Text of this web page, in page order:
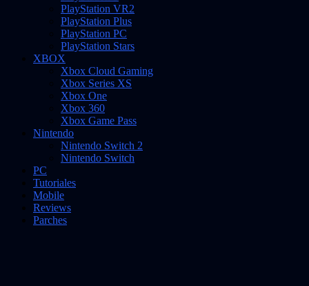
PlayStation VR2
PlayStation Plus
PlayStation PC
PlayStation Stars
XBOX
Xbox Cloud Gaming
Xbox Series XS
Xbox One
Xbox 360
Xbox Game Pass
Nintendo
Nintendo Switch 2
Nintendo Switch
PC
Tutoriales
Mobile
Reviews
Parches